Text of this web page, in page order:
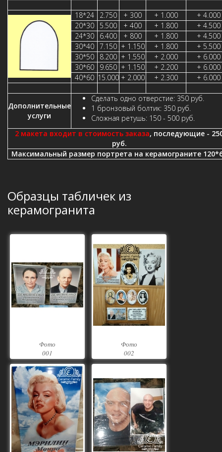
18*24 2.750 + 300 + 1.000
+ 4.000
20*30
5.500 + 400 + 1.800
+ 4.500
24*30
6.400 + 800 + 1.800
+ 4.500
30*40
7.150 + 1.150 + 1.800
+ 5.500
30*50
8.200 + 1.550 + 2.000
+ 6.000
30*60
9.650 + 1.150 + 2.200
+ 6.000
40*60 15.000 + 2.000 + 2.300 + 6.000
Дополнительные
услуги
Сделать одно отверстие: 350 руб.
1 бронзовый болтик: 350 руб.
Сложная ретушь: 150 - 500 руб.
2 макета входит в стоимость заказа, последующие -
руб.
Максимальный размер портрета на керамограните
Образцы табличек из
керамогранита
Фото
001
Фото
002